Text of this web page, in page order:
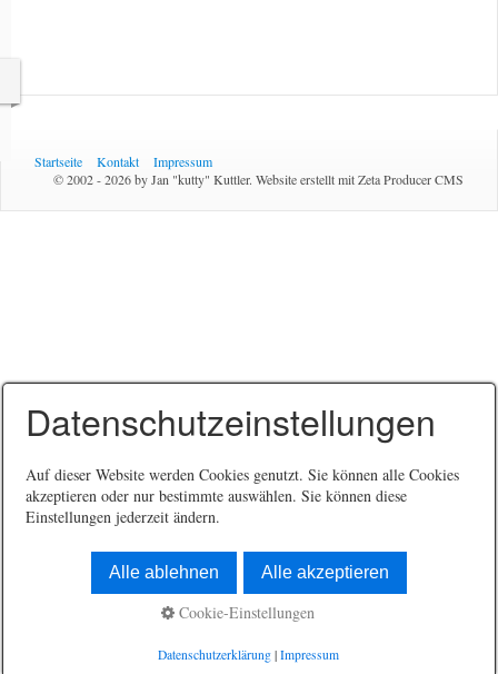
Startseite Kontakt
Impressum
© 2002 - 2026 by Jan "kutty" Kuttler. Website erstellt mit Zeta Producer CMS
Datenschutzeinstellungen
Auf dieser Website werden Cookies genutzt. Sie können alle Cookies
akzeptieren oder nur bestimmte auswählen. Sie können diese
Einstellungen jederzeit ändern.
Alle ablehnen Alle akzeptieren
Cookie-Einstellungen
Datenschutzerklärung |Impressum